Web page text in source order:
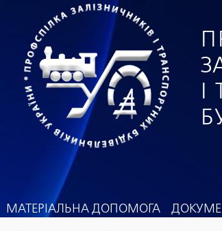
МАТЕРІАЛЬНА ДОПОМОГА